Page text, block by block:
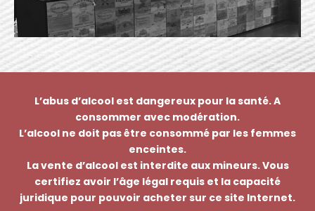
L’abus d’alcool est dangereux pour la santé. A
consommer avec modération.
L’alcool ne doit pas être consommé par les femmes
enceintes.
La vente d’alcool est interdite aux mineurs. Vous
certifiez avoir l’âge légal requis et la capacité
juridique pour pouvoir acheter sur ce site Internet.